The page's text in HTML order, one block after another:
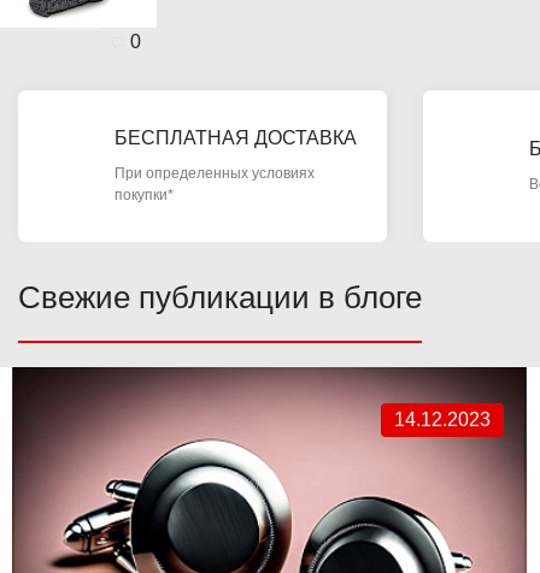
0
БЕСПЛАТНАЯ ДОСТАВКА
При определенных условиях
покупки*
Свежие публикации в блоге
14.12.2023